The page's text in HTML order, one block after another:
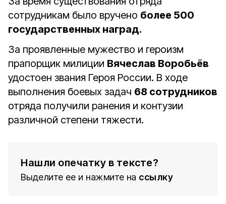
сотрудникам было вручено более 500
государственных наград.
За проявленные мужество и героизм
прапорщик милиции Вячеслав Воробьёв
удостоен звания Героя России. В ходе
выполнения боевых задач 68 сотрудников
отряда получили ранения и контузии
различной степени тяжести.
Нашли опечатку в тексте?
Выделите ее и нажмите на ссылку